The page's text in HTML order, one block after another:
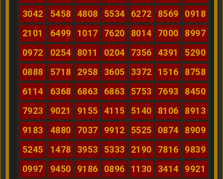
3042
5458 4808 5534 6272 8569
0918
2101
6499 1017 7620 8014 7000
8997
0972
0254 8011 0204 7356 4391
5290
0888
5718 2958 3605 3372 1516
8758
6114
6368 6863 6863 5753 7693
8450
7923
9021 9155 4115 5140 8106
8913
9183
4880 7037 9912 5525 0874
8909
5245
1478 3953 5333 2190 7816
9839
0997
9450 9186 0896 1130 3414
9921